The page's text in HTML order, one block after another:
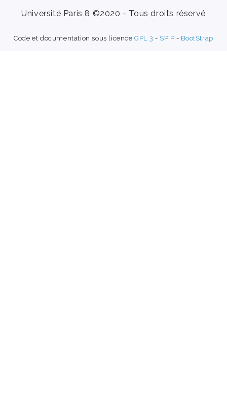
Université Paris 8 ©2020 - Tous droits réservé
Code et documentation sous licenceGPL 3 - SPIP - BootStrap